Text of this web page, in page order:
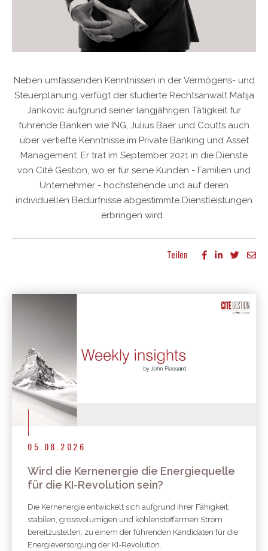
Neben umfassenden Kenntnissen in der Vermögens- und
Steuerplanung verfügt der studierte Rechtsanwalt Matija
Jankovic aufgrund seiner langjährigen Tätigkeit für
führende Banken wie ING, Julius Baer und Coutts auch
über vertiefte Kenntnisse im Private Banking und Asset
Management. Er trat im September 2021 in die Dienste
von Cité Gestion, wo er für seine Kunden - Familien und
Unternehmer - hochstehende und auf deren
individuellen Bedürfnisse abgestimmte Dienstleistungen
erbringen wird.
Teilen
05.08.2026
Wird die Kernenergie die Energiequelle
für die KI-Revolution sein?
Die Kernenergie entwickelt sich aufgrund ihrer Fähigkeit,
stabilen, grossvolumigen und kohlenstoffarmen Strom
bereitzustellen, zu einem der führenden Kandidaten für die
Energieversorgung der KI-Revolution.